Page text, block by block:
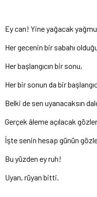
Ey can! Yine yağacak
Her gecenin bir sabahı
Her başlangıcın bir sonu,
Her bir sonun da bir
Belki de sen uyanacaksın
Gerçek âleme açılacak
İşte senin hesap günün
Bu yüzden ey ruh!
Uyan, rüyan bitti.